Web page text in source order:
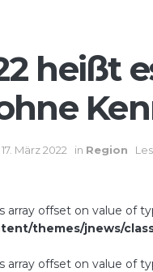
heißt
17. März 2022 in Region
array offset on value of
themes/jnews/
array offset on value of